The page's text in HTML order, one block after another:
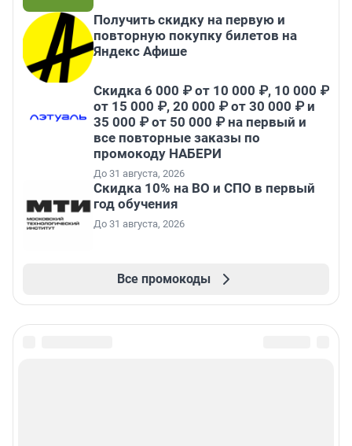
Получить скидку на первую и
повторную покупку билетов на
Яндекс Афише
Скидка 6 000 ₽ от 10 000 ₽, 10 000 ₽
от 15 000 ₽, 20 000 ₽ от 30 000 ₽ и
35 000 ₽ от 50 000 ₽ на первый и
все повторные заказы по
промокоду НАБЕРИ
До 31 августа, 2026
Скидка 10% на ВО и СПО в первый
год обучения
До 31 августа, 2026
Все промокоды